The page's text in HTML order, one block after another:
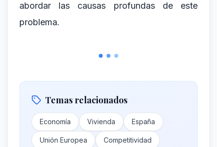
abordar las causas profundas de este
problema.
Temas relacionados
Economía Vivienda España
Unión Europea Competitividad